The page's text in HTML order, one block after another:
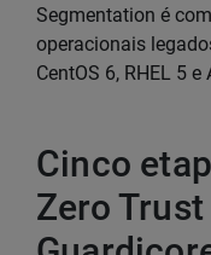
Segmentation é
operacionais
CentOS 6, RHEL 5 e
Cinco
Zero